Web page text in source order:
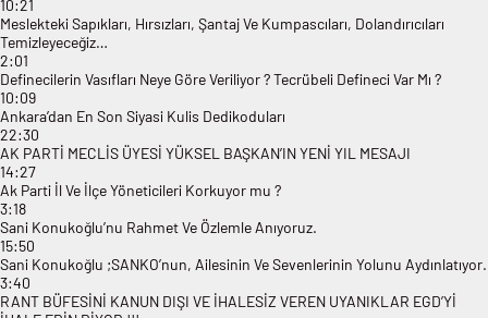
10:21
Meslekteki Sapıkları, Hırsızları, Şantaj Ve Kumpascıları, Dolandırıcıları
Temizleyeceğiz…
2:01
Definecilerin Vasıfları Neye Göre Veriliyor ? Tecrübeli Defineci Var Mı ?
10:09
Ankara’dan En Son Siyasi Kulis Dedikoduları
22:30
AK PARTİ MECLİS ÜYESİ YÜKSEL BAŞKAN’IN YENİ YIL MESAJI
14:27
Ak Parti İl Ve İlçe Yöneticileri Korkuyor mu ?
3:18
Sani Konukoğlu’nu Rahmet Ve Özlemle Anıyoruz.
15:50
Sani Konukoğlu ;SANKO’nun, Ailesinin Ve Sevenlerinin Yolunu Aydınlatıyor.
3:40
RANT BÜFESİNİ KANUN DIŞI VE İHALESİZ VEREN UYANIKLAR EGD’Yİ